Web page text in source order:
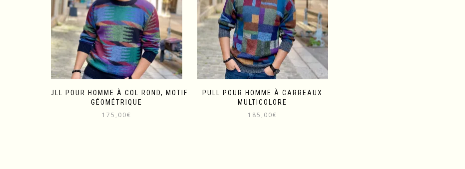
PULL POUR HOMME À COL ROND, MOTIF
GÉOMÉTRIQUE
175,00€
PULL POUR HOMME À CARREAUX
MULTICOLORE
185,00€